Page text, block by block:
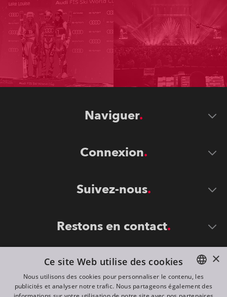
Naviguer
Connexion
Suivez-nous
Restons en contact
ENGLISH
×
Ce site Web utilise des cookies
Nous utilisons des cookies pour personnaliser le contenu, les
publicités et analyser notre trafic. Nous partageons également des